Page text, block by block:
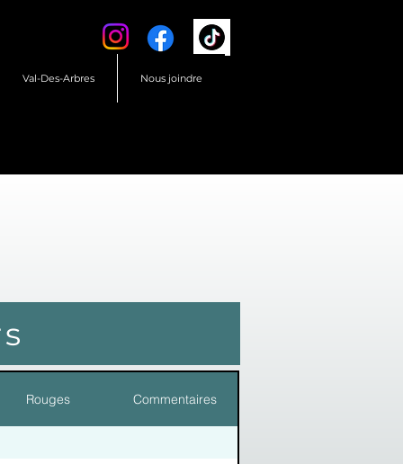
Val-Des-Arbres Nous joindre
Rouges Commentaires